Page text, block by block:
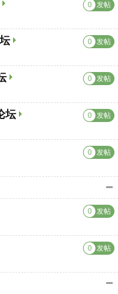
发帖
0
发帖
0
发帖
0
坛 发帖
0
发帖
0
发帖
0
发帖
0